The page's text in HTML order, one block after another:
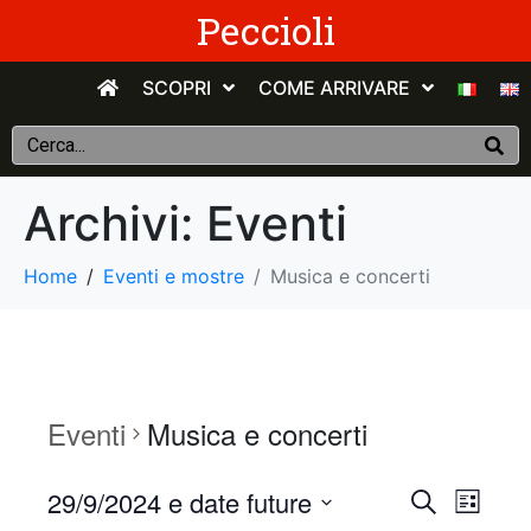
Peccioli
SCOPRI COME ARRIVARE
Archivi: Eventi
Home Eventi e mostre Musica e concerti
Eventi Musica e concerti
E
C
E
E
29/9/2024 e date future